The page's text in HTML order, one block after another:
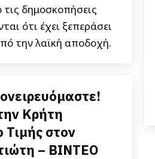
δημοσκοπήσεις
ότι έχει ξεπεράσει
την λαϊκή αποδοχή.
Κρήτη
Τιμής στον
– ΒΙΝΤΕΟ